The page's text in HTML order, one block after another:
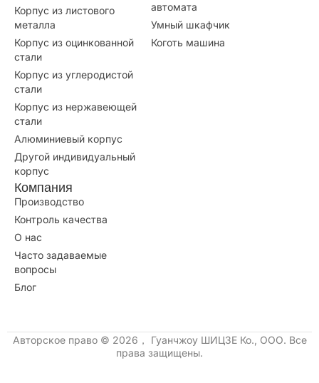
Корпус из листового
металла
Корпус из оцинкованной
стали
Корпус из углеродистой
стали
Корпус из нержавеющей
стали
Алюминиевый корпус
Другой индивидуальный
корпус
автомата
Умный шкафчик
Коготь машина
Компания
Производство
Контроль качества
О нас
Часто задаваемые
вопросы
Блог
Авторское право © 2026， Гуанчжоу ШИЦЗЕ Ко., ООО. Все
права защищены.